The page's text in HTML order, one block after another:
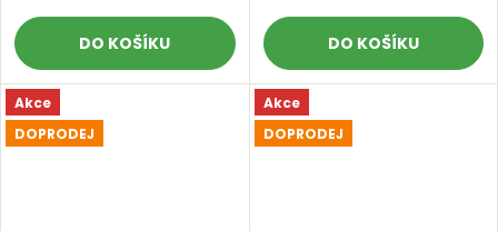
DO KOŠÍKU DO KOŠÍKU
Akce
DOPRODEJ
Akce
DOPRODEJ